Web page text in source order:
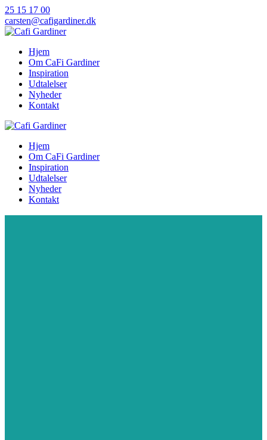
Skip
to
content
25 15 17 00
carsten@cafigardiner.dk
Hjem
Om CaFi Gardiner
Inspiration
Udtalelser
Nyheder
Kontakt
Hjem
Om CaFi Gardiner
Inspiration
Udtalelser
Nyheder
Kontakt